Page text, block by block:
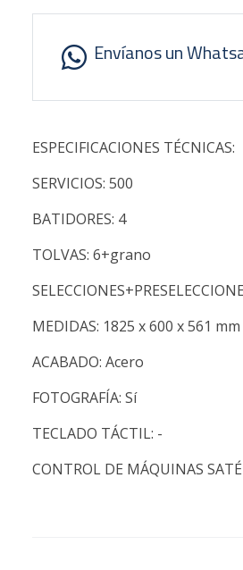
Envíanos un
ESPECIFICACIONES TÉCNICAS:
SERVICIOS: 500
BATIDORES: 4
TOLVAS: 6+grano
MEDIDAS: 1825 x 600 x 561 mm
ACABADO: Acero
FOTOGRAFÍA: Sí
TECLADO TÁCTIL: -
CONTROL DE MÁQUINAS